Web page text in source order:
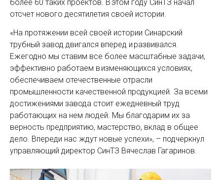
более 60 таких проектов. В этом году СинТЗ начал
отсчет нового десятилетия своей истории.
«На протяжении всей своей истории Синарский
трубный завод двигался вперед и развивался.
Ежегодно мы ставим все более масштабные задачи,
эффективно работаем в изменяющихся условиях,
обеспечиваем отечественные отрасли
промышленности качественной продукцией. За всеми
достижениями завода стоит ежедневный труд
работающих на нем людей. Мы благодарим их за
верность предприятию, мастерство, вклад в общее
дело. Впереди нас ждут новые успехи», – подчеркнул
управляющий директор СинТЗ Вячеслав Гагаринов.